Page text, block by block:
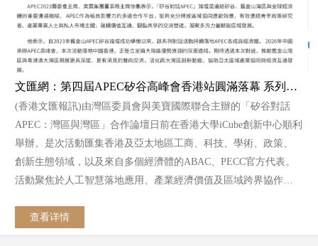
文匯網：第四屆APEC矽谷高峰會香港站圓滿落幕 系列活動賦能亞太協同合作
(香港文匯報訊)由灣區委員會與美寶國際聯合主辦的「矽谷對話
APEC：灣區與灣區」合作論壇日前在香港大學iCube創新中心順利
舉辦。是次活動匯集香港及亞太地區工商、科技、學術、政策、
創新生態領域，以及來自多個經濟體的ABAC、PECC官方代表。
活動聚焦於人工智慧落地應用、產業經濟價值及區域跨界協作等
為亞太創新經濟高品質協同發展建構了高效務實的國際交流平
台。
查看详情